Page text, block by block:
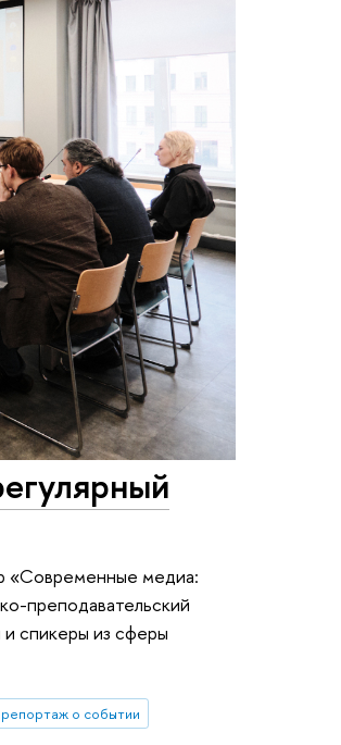
«Современные медиа:
преподавательский
спикеры из сферы
репортаж о событии